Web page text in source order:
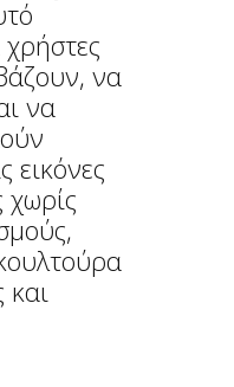
χρήστες
να
να
εικόνες